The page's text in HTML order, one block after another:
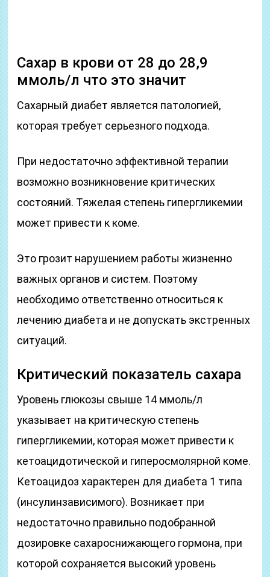
Сахар в крови от 28 до 28,9
ммоль/л что это значит
Сахарный диабет является патологией,
которая требует серьезного подхода.
При недостаточно эффективной терапии
возможно возникновение критических
состояний. Тяжелая степень гипергликемии
может привести к коме.
Это грозит нарушением работы жизненно
важных органов и систем. Поэтому
необходимо ответственно относиться к
лечению диабета и не допускать экстренных
ситуаций.
Критический показатель сахара
Уровень глюкозы свыше 14 ммоль/л
указывает на критическую степень
гипергликемии, которая может привести к
кетоацидотической и гиперосмолярной коме.
Кетоацидоз характерен для диабета 1 типа
(инсулинзависимого). Возникает при
недостаточно правильно подобранной
дозировке сахароснижающего гормона, при
которой сохраняется высокий уровень